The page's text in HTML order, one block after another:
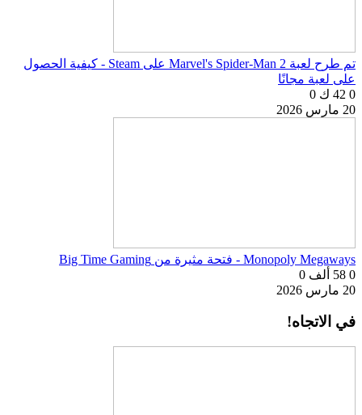
تم طرح لعبة Marvel's Spider-Man 2 على Steam - كيفية الحصول
على لعبة مجانًا
0 42 ك
0
20 مارس 2026
Monopoly Megaways - فتحة مثيرة من Big Time Gaming
0 58 ألف
0
20 مارس 2026
في الاتجاه!